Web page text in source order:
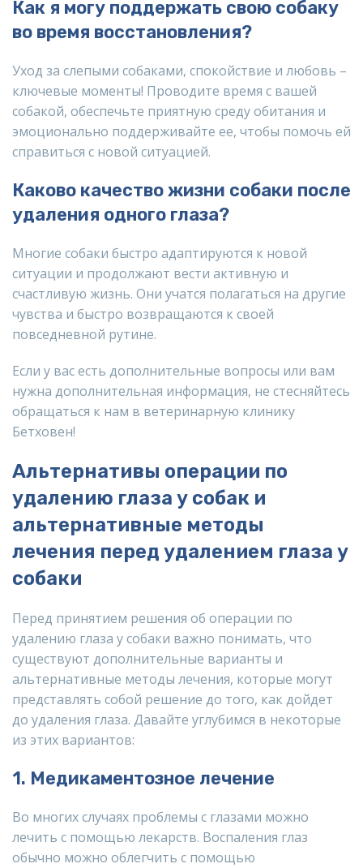
Как я могу поддержать свою собаку
во время восстановления?
Уход за слепыми собаками, спокойствие и любовь –
ключевые моменты! Проводите время с вашей
собакой, обеспечьте приятную среду обитания и
эмоционально поддерживайте ее, чтобы помочь ей
справиться с новой ситуацией.
Каково качество жизни собаки после
удаления одного глаза?
Многие собаки быстро адаптируются к новой
ситуации и продолжают вести активную и
счастливую жизнь. Они учатся полагаться на другие
чувства и быстро возвращаются к своей
повседневной рутине.
Если у вас есть дополнительные вопросы или вам
нужна дополнительная информация, не стесняйтесь
обращаться к нам в ветеринарную клинику
Бетховен!
Альтернативы операции по
удалению глаза у собак и
альтернативные методы
лечения перед удалением глаза у
собаки
Перед принятием решения об операции по
удалению глаза у собаки важно понимать, что
существуют дополнительные варианты и
альтернативные методы лечения, которые могут
представлять собой решение до того, как дойдет
до удаления глаза. Давайте углубимся в некоторые
из этих вариантов:
1. Медикаментозное лечение
Во многих случаях проблемы с глазами можно
лечить с помощью лекарств. Воспаления глаз
обычно можно облегчить с помощью